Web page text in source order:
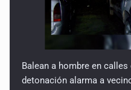
Balean a hombre en
detonación alarma a